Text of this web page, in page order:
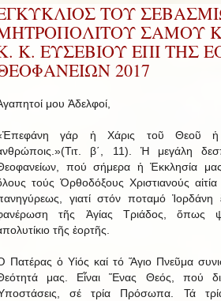
ΤΟΥ
ΣΑΜΟΥ
Κ. ΕΥΣΕΒΙΟΥ ΕΠΙ ΤΗΣ
2017
μου Ἀδελφοί,
γάρ ἡ Χάρις τοῦ Θεοῦ ἡ
β΄, 11). Ἡ μεγάλη
πού σήμερα ἡ Ἐκκλησία μας
τούς Ὀρθοδόξους Χριστιανούς
γιατί στόν ποταμό
τῆς Ἁγίας Τριάδος, ὅπως
τῆς ἑορτῆς.
Πατέρας ὁ Υἱός καί τό Ἅγιο Πνεῦμα
μας. Εἶναι Ἕνας Θεός, πού
σέ τρία Πρόσωπα. Τά